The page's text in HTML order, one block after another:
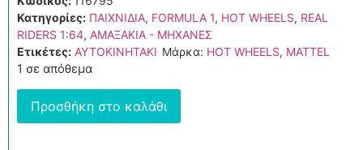
Κατηγορίες: ΠΑΙΧΝΙΔΙΑ, FORMULA 1, HOT WHEELS, REAL
RIDERS 1:64, ΑΜΑΞΑΚΙΑ - ΜΗΧΑΝΕΣ
Ετικέτες: ΑΥΤΟΚΙΝΗΤΑΚΙ Μάρκα: HOT WHEELS, MATTEL
1 σε απόθεμα
Προσθήκη στο καλάθι